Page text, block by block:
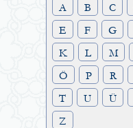
A B C
E
F G
K
L M
Ö
P R
T
U Ü
Z